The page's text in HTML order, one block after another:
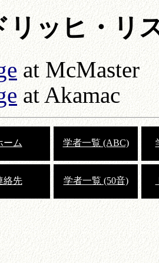
リッヒ・リ
at McMaster
at Akamac
ーム 学者一覧 (ABC)
絡先 学者一覧 (50音)